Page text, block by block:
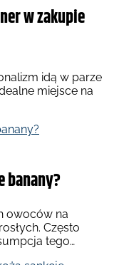
w zakupie
idą w parze
miejsce na
banany?
owoców na
Często
tego…